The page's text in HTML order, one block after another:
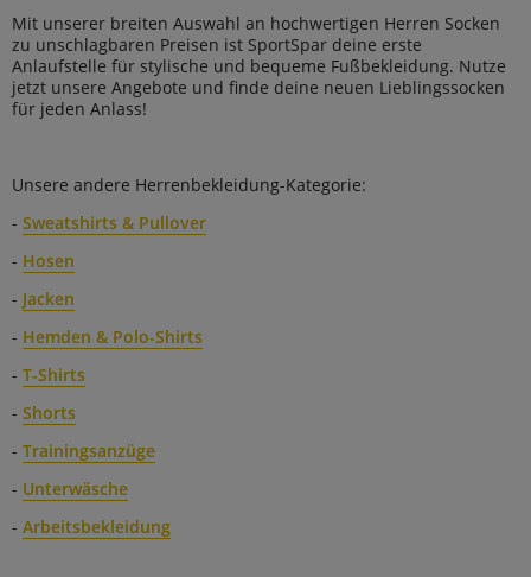
Mit unserer breiten Auswahl an hochwertigen Herren Socken
zu unschlagbaren Preisen ist SportSpar deine erste
Anlaufstelle für stylische und bequeme Fußbekleidung. Nutze
jetzt unsere Angebote und finde deine neuen Lieblingssocken
für jeden Anlass!
Unsere andere Herrenbekleidung-Kategorie:
- Sweatshirts & Pullover
- Hosen
- Jacken
- Hemden & Polo-Shirts
- T-Shirts
- Shorts
- Trainingsanzüge
- Unterwäsche
- Arbeitsbekleidung